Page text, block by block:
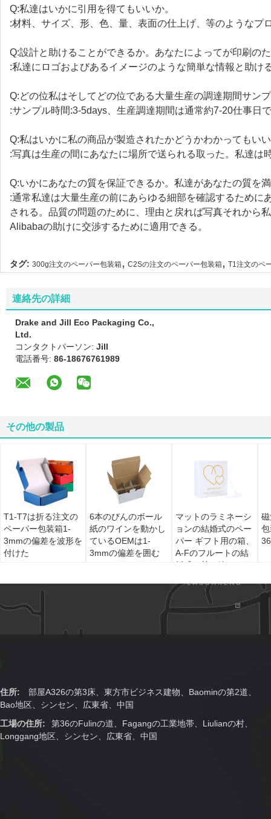
Q:私達はいかに引用を得てもいいか。
:材料、サイズ、形、色、量、表面の仕上げ、等のようなプ
Q:設計と助けることができるか。あなたによってが印刷の
:私達にロゴおよびあるイメージのような簡単な情報と助
Q:どの位私はそしてどの位である大量生産の調達期間サン
:サンプル時間:3-5days、生産調達期間は通常約7-20仕事日
Q:私はいかに私の商品が製造されたかどうかわかってもい
:写真は生産の間にあなたに場所で送られる取った。私達は
Q:いかにあなたの質を保証できるか。私達があなたの質を
:通常私達は大量生産の前にあらゆる細部を確認するため
される。品質の問題のために、理由と戻れば写真それから
Alibabaの助けに交渉するために適用できる。
タグ: 300g注文のペーパー包装箱 , C2Sの注文のペーパー包装箱 , T1注文のペ
連絡先の詳細
Drake and Jill Eco Packaging Co.,
Ltd.
コンタクトパーソン: Jill
電話番号: 86-18676761989
その他の製品
T1-T7は折る注文の
ペーパー包装箱1-
3mmの偏差を波形を
付けた
6本のびんのボール
紙のワインを動かし
ているOEMは1-
3mmの偏差を囲む
マットのラミネーシ
ョンの結婚式のペー
パー ギフト用の箱、
A-Fのフルートの結
婚式の甘い箱
住所:
部屋A326の第3床、東方市ビジネス建物、Baominの第2道、
Bao地区、シンセン、広東省、中国
工場の住所:
第36のFulinの道、Fagangの工業地帯、Liulianの村、
Longgang地区、シンセン、広東省、中国